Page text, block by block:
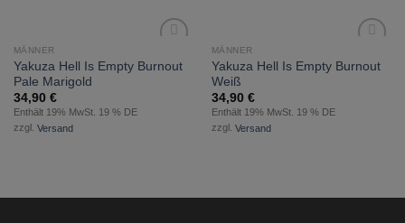
Wunschliste
MÄNNER
Yakuza Hell Is Empty Burnout
Pale Marigold
34,90 €
Enthält 19% MwSt. 19 % DE
zzgl. Versand
Wunschliste
MÄNNER
Yakuza Hell Is Empty Burnout
Weiß
34,90 €
Enthält 19% MwSt. 19 % DE
zzgl. Versand